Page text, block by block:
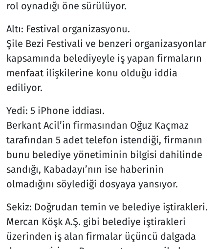
rol oynadığı öne sürülüyor.
Altı: Festival organizasyonu.
Şile Bezi Festivali ve benzeri organizasyonlar
kapsamında belediyeyle iş yapan firmaların
menfaat ilişkilerine konu olduğu iddia
ediliyor.
Yedi: 5 iPhone iddiası.
Berkant Acil’in firmasından Oğuz Kaçmaz
tarafından 5 adet telefon istendiği, firmanın
bunu belediye yönetiminin bilgisi dahilinde
sandığı, Kabadayı’nın ise haberinin
olmadığını söylediği dosyaya yansıyor.
Sekiz: Doğrudan temin ve belediye iştirakleri.
Mercan Köşk A.Ş. gibi belediye iştirakleri
üzerinden iş alan firmalar üçüncü dalgada